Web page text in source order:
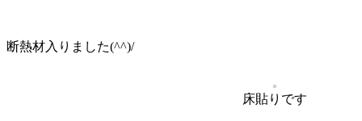
断熱材入りました(^^)/
床貼りです